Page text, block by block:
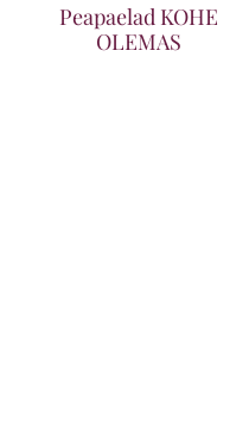
Peapaelad KOHE
OLEMAS